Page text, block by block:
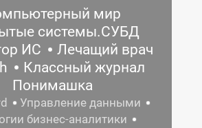
мир
системы.СУБД
ИС
Лечащий врач
Классный журнал
Понимашка
Управление данными
бизнес-аналитики